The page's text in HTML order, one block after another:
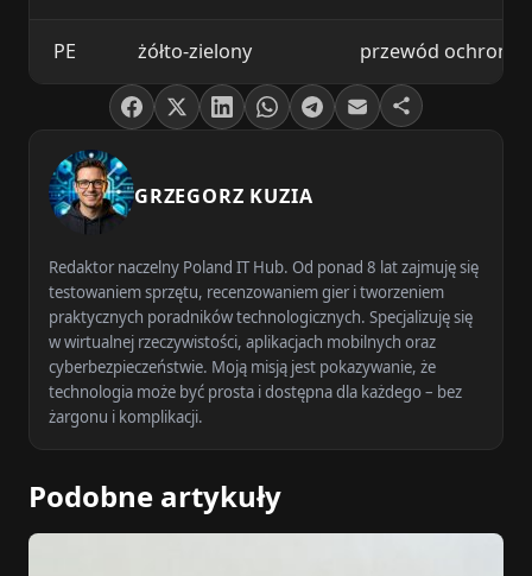
PE żółto-zielony przewód
GRZEGORZ KUZIA
Redaktor naczelny Poland IT Hub. Od ponad 8 lat zajmuję się
testowaniem sprzętu, recenzowaniem gier i tworzeniem
praktycznych poradników technologicznych. Specjalizuję się
w wirtualnej rzeczywistości, aplikacjach mobilnych oraz
cyberbezpieczeństwie. Moją misją jest pokazywanie, że
technologia może być prosta i dostępna dla każdego – bez
żargonu i komplikacji.
Podobne artykuły